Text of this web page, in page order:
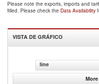
Please note the exports, imports and
filled. Please check the Data Availability
VISTA DE GRÁFICO
line